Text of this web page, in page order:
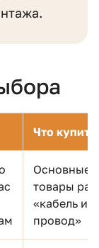
Что купить
Основные
товары
«кабель и
провод»